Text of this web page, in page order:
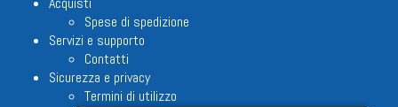
Spese di spedizione
Servizi e supporto
Contatti
Sicurezza e privacy
Termini di utilizzo